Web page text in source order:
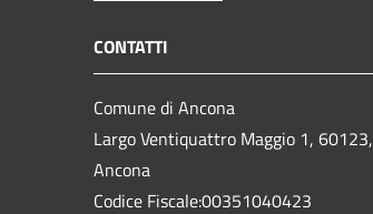
CONTATTI
Comune di Ancona
Largo Ventiquattro Maggio 1, 60123,
Ancona
Codice Fiscale:00351040423